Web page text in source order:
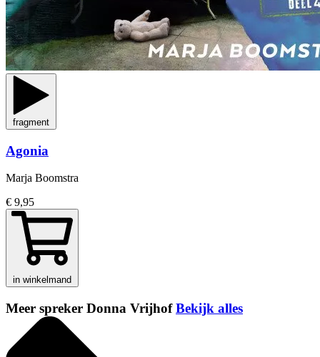
fragment
Agonia
Marja Boomstra
€ 9,95
in winkelmand
Meer spreker Donna VrijhofBekijk alles